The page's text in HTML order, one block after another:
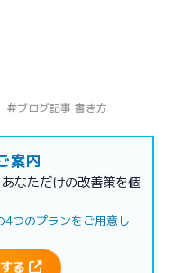
ブログ記事 書き方
案内
なただけの改善策を個
つのプランをご用意し
る